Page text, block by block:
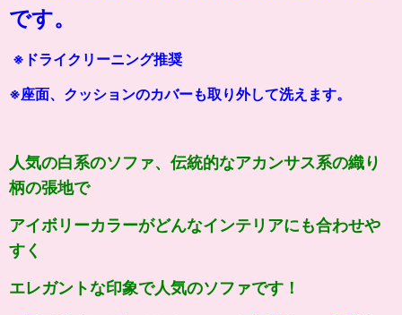
です。
※ドライクリーニング推奨
※座面、クッションのカバーも取り外して洗えます。
人気の白系のソファ、伝統的なアカンサス系の織り
柄の張地で
アイボリーカラーがどんなインテリアにも合わせや
すく
エレガントな印象で人気のソファです！